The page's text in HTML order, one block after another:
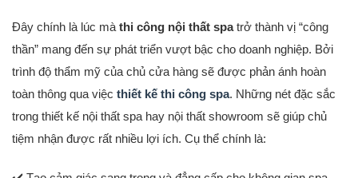
Đây chính là lúc mà thi công nội thất spatrở thành vị “công
thần” mang đến sự phát triển vượt bậc cho doanh nghiệp. Bởi
trình độ thẩm mỹ của chủ cửa hàng sẽ được phản ánh hoàn
toàn thông qua việc thiết kế thi công spa. Những nét đặc sắc
trong thiết kế nội thất spa hay nội thất showroom sẽ giúp chủ
tiệm nhận được rất nhiều lợi ích. Cụ thể chính là: